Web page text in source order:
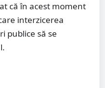
că în acest moment
interzicerea
publice să se